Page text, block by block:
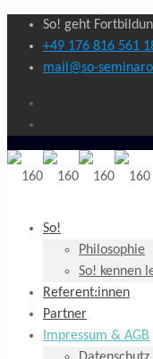
So! geht
+49 176 816 561
mail@so-
So!
Philosophie
So! kennen
Referent:innen
Partner
Impressum & AGB